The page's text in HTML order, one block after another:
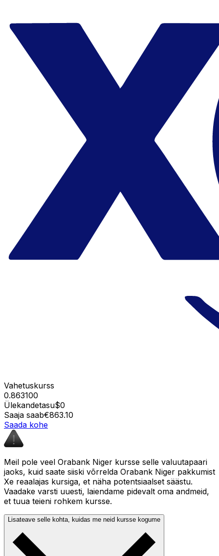
Vahetuskurss
0.863100
Ülekandetasu$0
Saaja saab€863.10
Saada kohe
Meil pole veel Orabank Niger kursse selle valuutapaari
jaoks, kuid saate siiski võrrelda Orabank Niger pakkumist
Xe reaalajas kursiga, et näha potentsiaalset säästu.
Vaadake varsti uuesti, laiendame pidevalt oma andmeid,
et tuua teieni rohkem kursse.
Lisateave selle kohta, kuidas me neid kursse kogume